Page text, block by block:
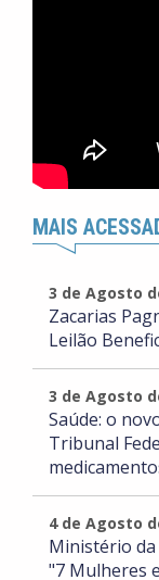
MAIS
3 de Agosto
Zacarias
Leilão
3 de Agosto
Saúde: o
Tribunal
4 de Agosto
Ministério
"7 Mulheres